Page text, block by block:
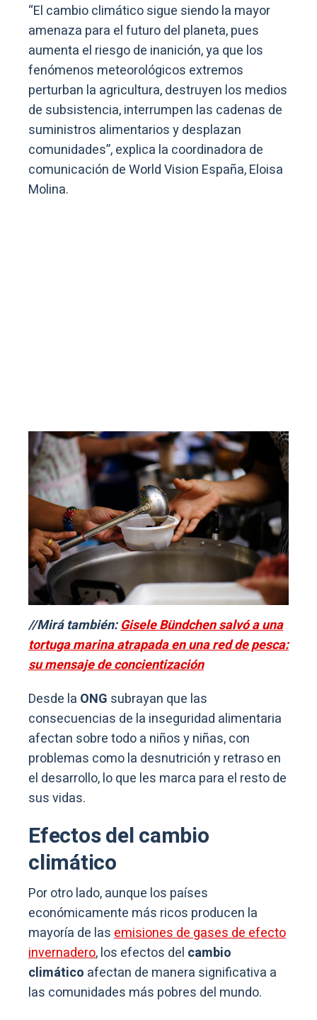
“El cambio climático sigue siendo la mayor
amenaza para el futuro del planeta, pues
aumenta el riesgo de inanición, ya que los
fenómenos meteorológicos extremos
perturban la agricultura, destruyen los medios
de subsistencia, interrumpen las cadenas de
suministros alimentarios y desplazan
comunidades”, explica la coordinadora de
comunicación de World Vision España, Eloisa
Molina.
//Mirá también:Gisele Bündchen salvó a una
tortuga marina atrapada en una red de pesca:
su mensaje de concientización
Desde la ONG subrayan que las
consecuencias de la inseguridad alimentaria
afectan sobre todo a niños y niñas, con
problemas como la desnutrición y retraso en
el desarrollo, lo que les marca para el resto de
sus vidas.
Efectos del cambio
climático
Por otro lado, aunque los países
económicamente más ricos producen la
mayoría de lasemisiones de gases de efecto
invernadero, los efectos del cambio
climático afectan de manera significativa a
las comunidades más pobres del mundo.